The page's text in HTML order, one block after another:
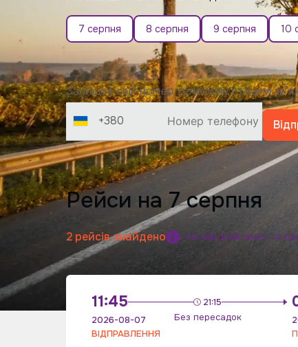
7 серпня 8 серпня 9 серпня 10
Залиште свій номер телефону і з вами
+380
Рейси на 7 серпня
2 рейсів знайдено Час відправлення та
11:45 21:15
Без пересадок
2026-08-07
ВІДПРАВЛЕННЯ